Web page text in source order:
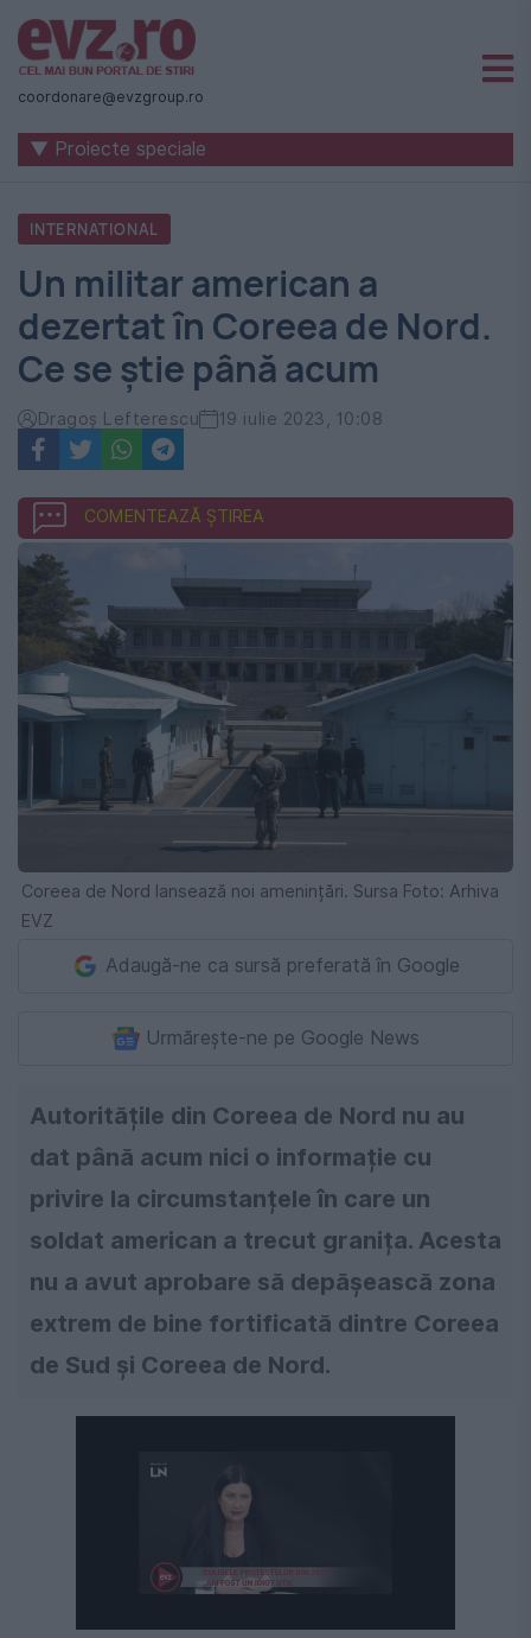
Știri
naționale
internaționale
România
-
Evenimentul
Zilei
coordonare@evzgroup.ro
▼ Proiecte speciale
INTERNATIONAL
Un militar american a
dezertat în Coreea de Nord.
Ce se știe până acum
Dragoș Lefterescu 19 iulie 2023, 10:08
COMENTEAZĂ ȘTIREA
Coreea de Nord lansează noi amenințări. Sursa Foto: Arhiva
EVZ
Adaugă-ne ca sursă preferată în Google
Urmărește-ne pe Google News
Autoritățile din Coreea de Nord nu au
dat până acum nici o informație cu
privire la circumstanțele în care un
soldat american a trecut granița. Acesta
nu a avut aprobare să depășească zona
extrem de bine fortificată dintre Coreea
de Sud și Coreea de Nord.